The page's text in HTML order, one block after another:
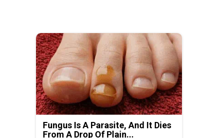
Fungus Is A Parasite, And It Dies
From A Drop Of Plain...